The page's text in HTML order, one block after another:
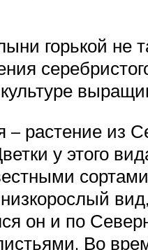
горькой
– растение из
у этого
он и по
Во